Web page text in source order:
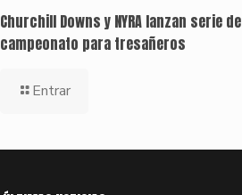
Churchill Downs y NYRA lanzan serie de
campeonato para tresañeros
Entrar